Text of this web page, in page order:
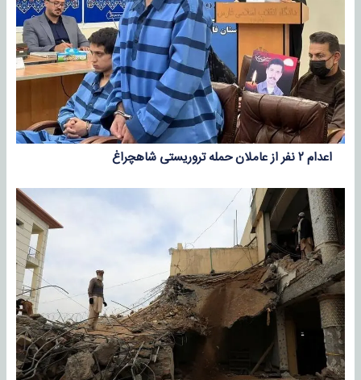
اعدام ۲ نفر از عاملان حمله تروریستی شاهچراغ